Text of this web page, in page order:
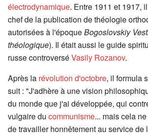
électrodynamique. Entre 1911 et 1917,
chef de la publication de théologie
autorisées à l'époqueBogoslovskiy
théologique). Il était aussi le guide
russe controverséVasily Rozanov.
Après la révolution d'octobre, il formula
suit : "J'adhère à une vision
du monde que j'ai développée, qui
vulgaire du communisme... mais cela
de travailler honnêtement au service de